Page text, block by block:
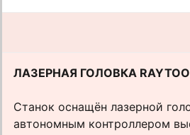
ЛАЗЕРНАЯ ГОЛОВКА
Станок оснащён лазерной
автономным контроллером